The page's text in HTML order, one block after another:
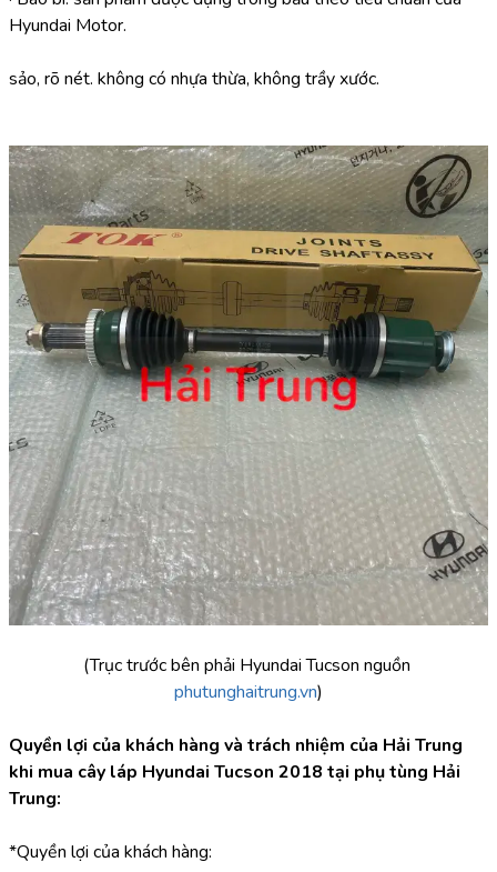
Hyundai Motor.
sảo, rõ nét. không có nhựa thừa, không trầy xước.
phutunghaitrung.vn)
Quyền lợi của khách hàng và trách nhiệm của Hải Trung
khi mua cây láp Hyundai Tucson 2018 tại phụ tùng Hải
Trung:
*Quyền lợi của khách hàng: